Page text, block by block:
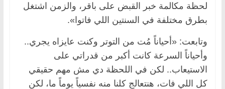
لحظة مكالمة خبر القبض على باقر، والزمن اشتغل
بطرق مختلفة في السنتين اللي فاتوا».
وتابعت: «أحياناً مُت من التوتر وكنت عايزاه يجري..
وأحياناً السرعة كانت أكبر من قدراتي على
الاستيعاب.. لكن في اللحظة دي مش مهم حقيقي
كل اللي فات، هنتعالج كلنا منه نفسياً يوماً ما، لكن